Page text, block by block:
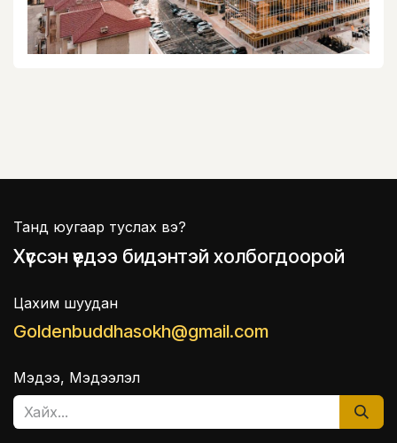
Танд юугаар туслах вэ?
Хүссэн үедээ бидэнтэй холбогдоорой
Цахим шуудан
Goldenbuddhasokh@gmail.com
Мэдээ, Мэдээлэл